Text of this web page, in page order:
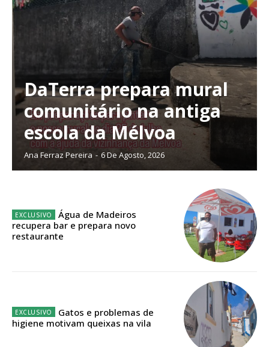
Planos de Assinatura
Faça-se assinante do Região de Cister e ajude-nos a manter este serviço
público!
Sendo assinante terá acesso a todos os conteúdos exclusivos e versões
digitais.
Escolha o plano de assinatura desejado:
12 meses
DaTerra prepara mural
comunitário na antiga
escola da Mélvoa
Ana Ferraz Pereira - 6 De Agosto, 2026
Água de Madeiros
recupera bar e prepara novo
restaurante
Gatos e problemas de
higiene motivam queixas na vila